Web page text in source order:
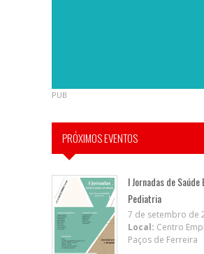
PUB
PRÓXIMOS EVENTOS
I Jornadas de Saúde
Pediatria
7 de setembro de
Local: Centro
Paços de Ferreira